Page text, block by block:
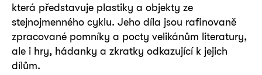
která představuje plastiky a objekty ze
stejnojmenného cyklu. Jeho díla jsou rafinovaně
zpracované pomníky a pocty velikánům literatury,
ale i hry, hádanky a zkratky odkazující k jejich
dílům.